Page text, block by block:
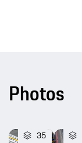
Photos
35